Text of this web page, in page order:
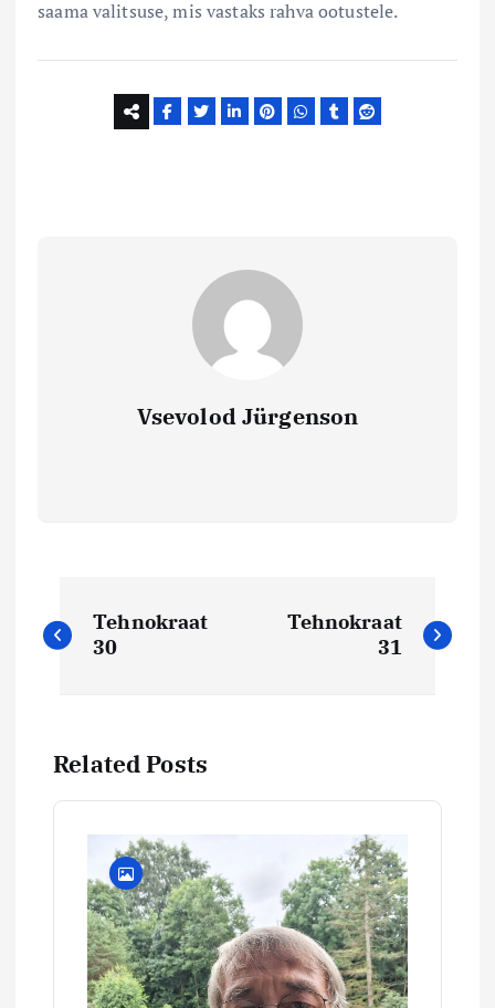
saama valitsuse, mis vastaks rahva ootustele.
Vsevolod Jürgenson
a
g
Tehnokraat
30
Tehnokraat
31
Related Posts